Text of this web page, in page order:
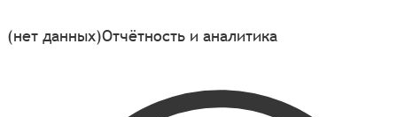
(нет данных)Отчётность и аналитика